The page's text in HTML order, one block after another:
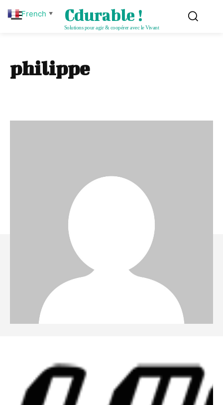
Cdurable !
Solutions pour agir & coopérer avec le Vivant
philippe
French ▼